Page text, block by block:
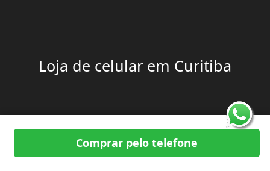
Comprar pelo telefone
Loja de celular em Curitiba